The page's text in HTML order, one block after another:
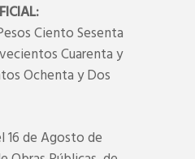
Ciento Sesenta
Cuarenta y
Ochenta y Dos
16 de Agosto de